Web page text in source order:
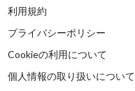
利用規約
プライバシーポリシー
Cookieの利用について
個人情報の取り扱いについて